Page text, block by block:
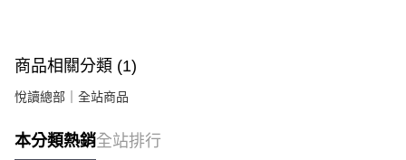
商品相關分類 (1)
悅讀總部｜全站商品
本分類熱銷全站排行